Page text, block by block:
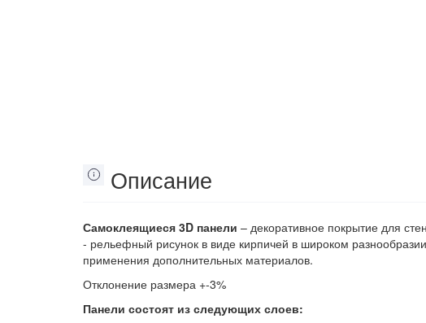
Описание
Самоклеящиеся 3D панели – декоративное покрытие для
- рельефный рисунок в виде кирпичей в широком
применения дополнительных материалов.
Отклонение размера +-3%
Панели состоят из следующих слоев: